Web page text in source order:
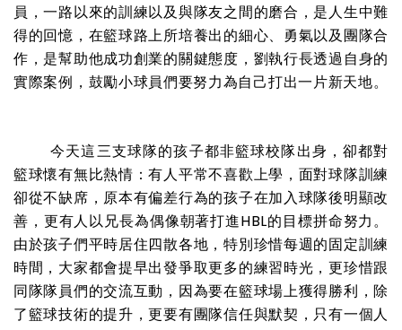
員，一路以來的訓練以及與隊友之間的磨合，是人生中難
得的回憶，在籃球路上所培養出的細心、勇氣以及團隊合
作，是幫助他成功創業的關鍵態度，劉執行長透過自身的
實際案例，鼓勵小球員們要努力為自己打出一片新天地。
今天這三支球隊的孩子都非籃球校隊出身，卻都對
籃球懷有無比熱情：有人平常不喜歡上學，面對球隊訓練
卻從不缺席，原本有偏差行為的孩子在加入球隊後明顯改
善，更有人以兄長為偶像朝著打進HBL的目標拼命努力。
由於孩子們平時居住四散各地，特別珍惜每週的固定訓練
時間，大家都會提早出發爭取更多的練習時光，更珍惜跟
同隊隊員們的交流互動，因為要在籃球場上獲得勝利，除
了籃球技術的提升，更要有團隊信任與默契，只有一個人